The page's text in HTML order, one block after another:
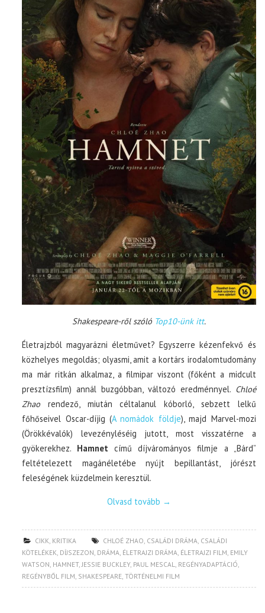
Shakespeare-ről szóló Top10-ünk itt.
Életrajzból magyarázni életművet? Egyszerre kézenfekvő és
közhelyes megoldás; olyasmi, amit a kortárs irodalomtudomány
ma már ritkán alkalmaz, a filmipar viszont (főként a midcult
presztízsfilm) annál buzgóbban, változó eredménnyel. Chloé
Zhao rendező, miután céltalanul kóborló, sebzett lelkű
főhőseivel Oscar-díjig (A nomádok földje), majd Marvel-mozi
(Örökkévalók) levezényléséig jutott, most visszatérne a
gyökerekhez. Hamnet című díjvárományos filmje a „Bárd”
feltételezett magánéletébe nyújt bepillantást, jórészt
feleségének küzdelmein keresztül.
Olvasd tovább →
CIKK, KRITIKA CHLOÉ ZHAO, CSALÁDI DRÁMA, CSALÁDI
KÖTELÉKEK, DÍJSZEZON, DRÁMA, ÉLETRAJZI DRÁMA, ÉLETRAJZI FILM, EMILY
WATSON, HAMNET,JESSIE BUCKLEY, PAUL MESCAL, REGÉNYADAPTÁCIÓ,
REGÉNYBŐL FILM, SHAKESPEARE,TÖRTÉNELMI FILM